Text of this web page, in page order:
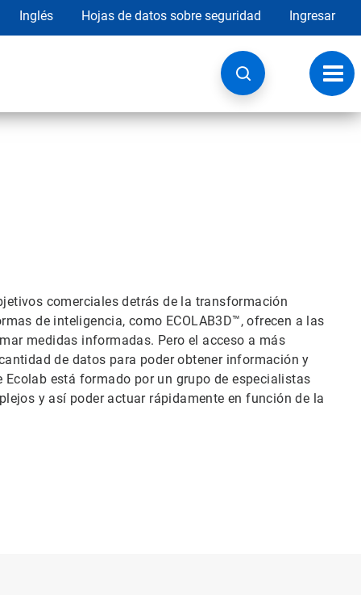
Inglés Hojas de datos sobre seguridad Ingresar
de
comerciales detrás de la transformación
de inteligencia, como ECOLAB3D™, ofrecen a las
medidas informadas. Pero el acceso a más
de datos para poder obtener información y
está formado por un grupo de especialistas
y así poder actuar rápidamente en función de la